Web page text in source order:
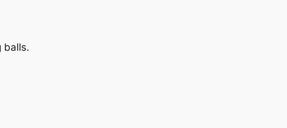
balls.